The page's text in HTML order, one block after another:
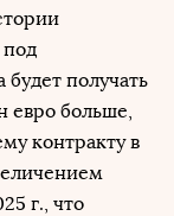
получать
евро больше,
контракту в
г., что